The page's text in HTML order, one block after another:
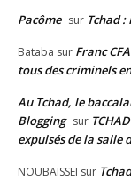
Pacôme sur Tchad
Bataba sur Franc
tous des criminels
Au Tchad, le
Blogging sur
expulsés de la salle
NOUBAISSEI sur